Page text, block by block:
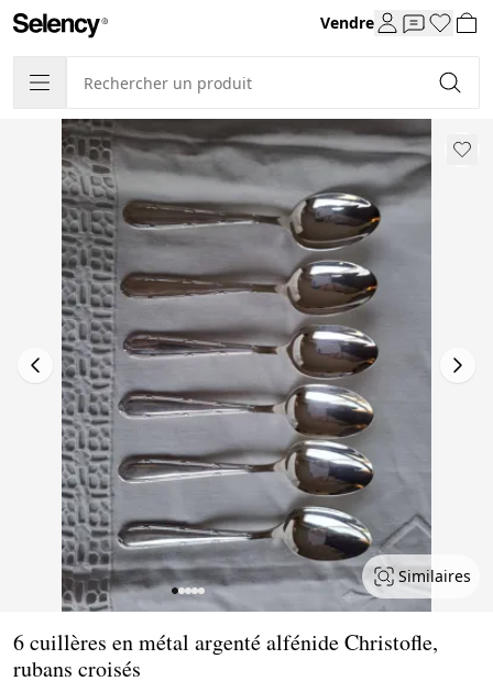
Vendre
Similaires
6 cuillères en métal argenté alfénide Christofle,
rubans croisés